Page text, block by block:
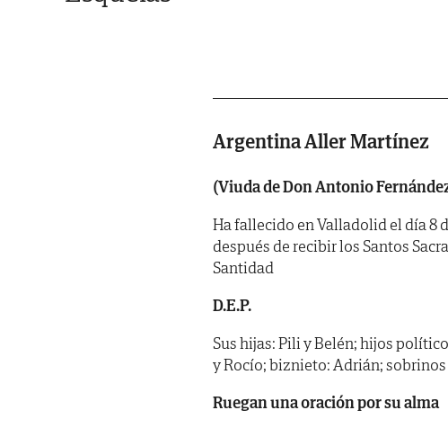
Argentina Aller Martínez
(Viuda de Don Antonio
Ha fallecido en Valladolid el día 8
después de recibir los Santos
Santidad
D.E.P.
Sus hijas: Pili y Belén; hijos
y Rocío; biznieto: Adrián;
Ruegan una oración por su alma